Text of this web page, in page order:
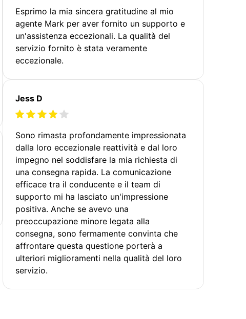
Esprimo la mia sincera gratitudine al mio
agente Mark per aver fornito un supporto e
un'assistenza eccezionali. La qualità del
servizio fornito è stata veramente
eccezionale.
Jess D
Sono rimasta profondamente impressionata
dalla loro eccezionale reattività e dal loro
impegno nel soddisfare la mia richiesta di
una consegna rapida. La comunicazione
efficace tra il conducente e il team di
supporto mi ha lasciato un'impressione
positiva. Anche se avevo una
preoccupazione minore legata alla
consegna, sono fermamente convinta che
affrontare questa questione porterà a
ulteriori miglioramenti nella qualità del loro
servizio.